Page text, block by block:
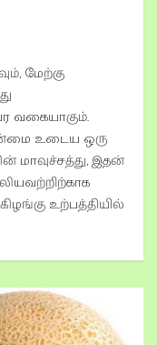
மேற்கு
வகையாகும்.
உடைய ஒரு
மாவுச்சத்து, இதன்
உற்பத்தியில்